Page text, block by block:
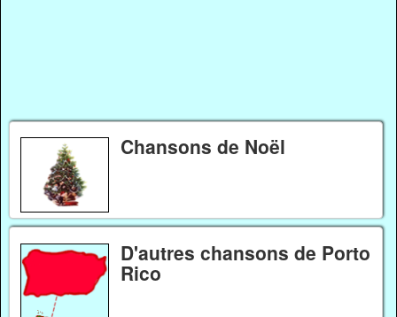
Chansons de Noël
D'autres chansons de Porto
Rico